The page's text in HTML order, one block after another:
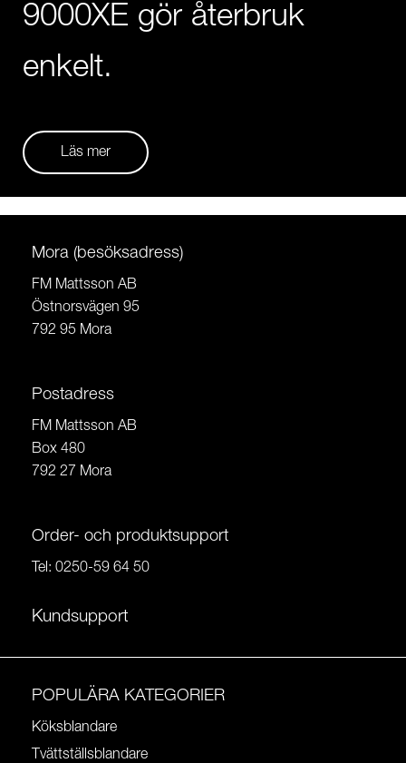
9000XE gör återbruk
enkelt.
Läs mer
Mora (besöksadress)
FM Mattsson AB
Östnorsvägen 95
792 95 Mora
Postadress
FM Mattsson AB
Box 480
792 27 Mora
Order- och produktsupport
Tel: 0250-59 64 50
Kundsupport
POPULÄRA KATEGORIER
Köksblandare
Tvättställsblandare